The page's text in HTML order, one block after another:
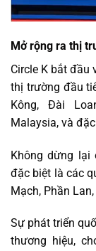
Mở rộng ra thị
Circle K bắt đầu
thị trường đầu
Kông, Đài
Malaysia, và
Không dừng lại
đặc biệt là các
Mạch, Phần
Sự phát triển
thương hiệu,